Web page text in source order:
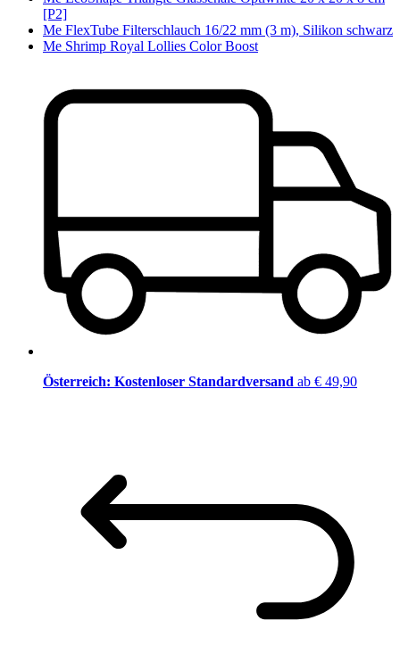
[P2]
Me FlexTube Filterschlauch 16/22 mm (3 m), Silikon schwarz
Me Shrimp Royal Lollies Color Boost
Österreich: Kostenloser Standardversand ab € 49,90